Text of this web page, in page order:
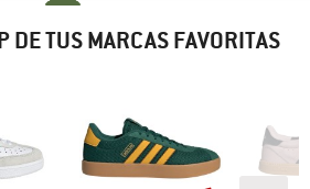
DE TUS MARCAS FAVORITAS